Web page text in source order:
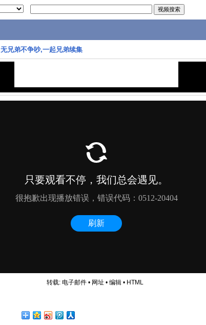
无兄弟不争吵,一起兄弟续集
转载: 电子邮件• 网址 • 编辑• HTML